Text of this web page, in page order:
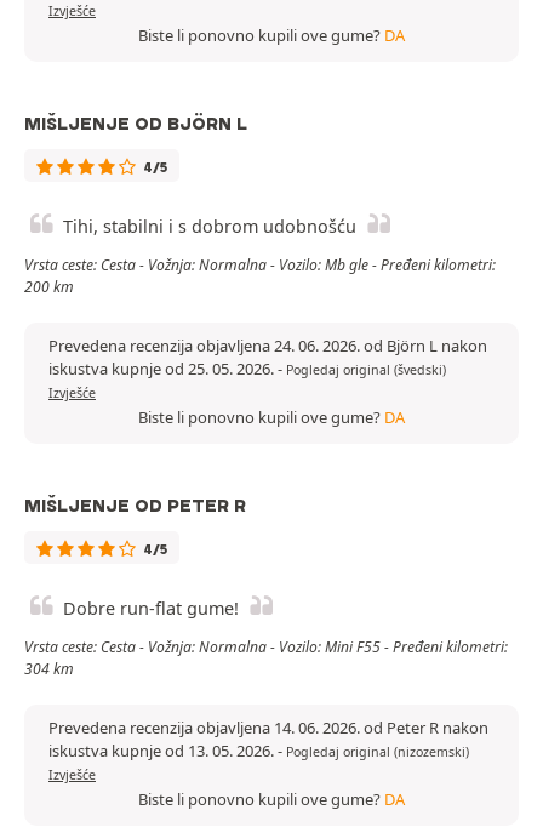
Izvješće
Biste li ponovno kupili ove gume? DA
MIŠLJENJE OD BJÖRN L
4/5
Tihi, stabilni i s dobrom udobnošću
Vrsta ceste: Cesta - Vožnja: Normalna - Vozilo: Mb gle - Pređeni kilometri:
200 km
Prevedena recenzija objavljena 24. 06. 2026. od Björn L nakon
iskustva kupnje od 25. 05. 2026.- Pogledaj original (švedski)
Izvješće
Biste li ponovno kupili ove gume? DA
MIŠLJENJE OD PETER R
4/5
Dobre run-flat gume!
Vrsta ceste: Cesta - Vožnja: Normalna - Vozilo: Mini F55 - Pređeni kilometri:
304 km
Prevedena recenzija objavljena 14. 06. 2026. od Peter R nakon
iskustva kupnje od 13. 05. 2026.- Pogledaj original (nizozemski)
Izvješće
Biste li ponovno kupili ove gume? DA